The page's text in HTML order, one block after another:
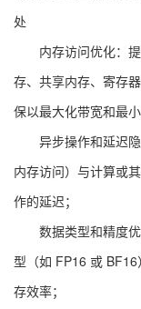
处
内存访问优化：提
存、共享内存、寄存
保以最大化带宽和最
异步操作和延迟隐
内存访问）与计算或
作的延迟；
数据类型和精度优
型（如 FP16 或
存效率；